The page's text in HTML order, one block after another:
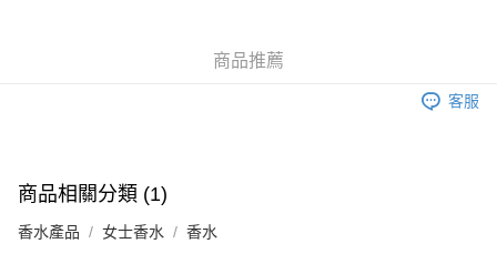
付款後門市自取，訂單確認後2-4個工作天到店，7天內取。逾期後
商品推薦
客服
商品相關分類 (1)
香水產品 女士香水 香水